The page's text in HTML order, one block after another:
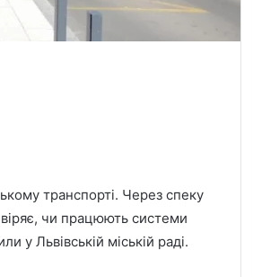
транспорті. Через спеку
чи працюють системи
у Львівській міській раді.